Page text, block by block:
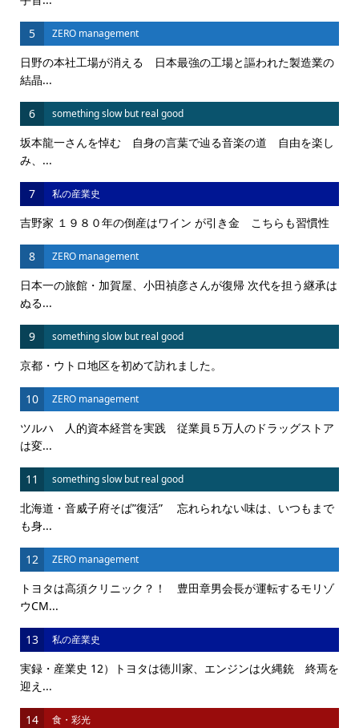
5 ZERO management
日野の本社工場が消える 日本最強の工場と謳われた製造業の
結晶...
6 something slow but real good
坂本龍一さんを悼む 自身の言葉で辿る音楽の道 自由を楽し
み、...
7 私の産業史
吉野家 １９８０年の倒産はワイン が引き金 こちらも習慣性
8 ZERO management
日本一の旅館・加賀屋、小田禎彦さんが復帰 次代を担う継承は
ぬる...
9 something slow but real good
京都・ウトロ地区を初めて訪れました。
10 ZERO management
ツルハ 人的資本経営を実践 従業員５万人のドラッグストア
は変...
11 something slow but real good
北海道・音威子府そば”復活” 忘れられない味は、いつもまで
も身...
12 ZERO management
トヨタは高須クリニック？！ 豊田章男会長が運転するモリゾ
ウCM...
13 私の産業史
実録・産業史 12）トヨタは徳川家、エンジンは火縄銃 終焉を
迎え...
14 食・彩光